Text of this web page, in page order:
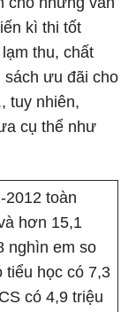
kì thi tốt
thu, chất
sách ưu đãi cho
tuy nhiên,
cụ thể như
2012 toàn
hơn 15,1
nghìn em so
tiểu học có 7,3
có 4,9 triệu